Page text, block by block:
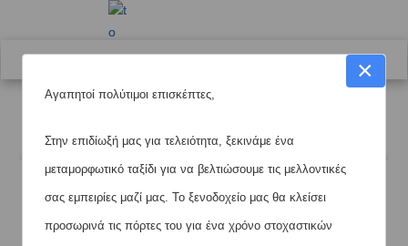
menu ×
Αγαπητοί πολύτιμοι επισκέπτες,
Στην επιδίωξή μας για τελειότητα, ξεκινάμε ένα
μεταμορφωτικό ταξίδι για να βελτιώσουμε τις μελλοντικές
σας εμπειρίες μαζί μας. Το ξενοδοχείο μας θα κλείσει
προσωρινά τις πόρτες του για ένα χρόνο στοχαστικών